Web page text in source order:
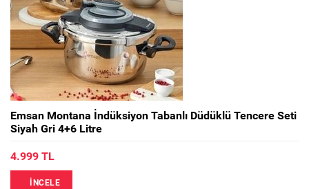
Emsan Montana İndüksiyon Tabanlı Düdüklü Tencere Seti
Siyah Gri 4+6 Litre
4.999 TL
İNCELE